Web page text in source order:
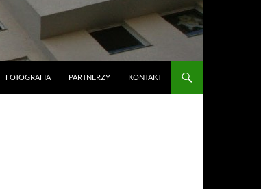
FOTOGRAFIA PARTNERZY KONTAKT